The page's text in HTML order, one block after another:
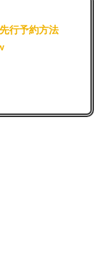
行予約方法